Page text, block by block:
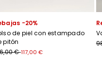
-20%
de piel con estampado
pitón
€117,00 €